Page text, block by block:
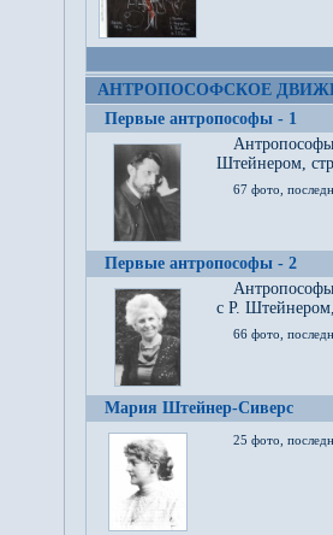
АНТРОПОСОФСКОЕ
Первые антропософы - 1
Штейнером,
67 фото,
Первые антропософы - 2
с Р.
66 фото,
Мария Штейнер-Сиверс
25 фото,